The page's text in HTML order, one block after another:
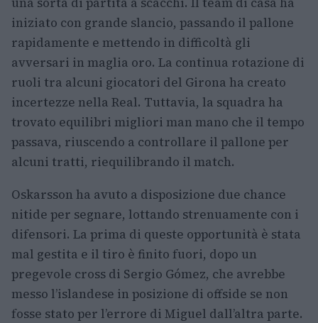
iniziato con grande slancio, passando il pallone
rapidamente e mettendo in difficoltà gli
avversari in maglia oro. La continua rotazione di
ruoli tra alcuni giocatori del Girona ha creato
incertezze nella Real. Tuttavia, la squadra ha
trovato equilibri migliori man mano che il tempo
passava, riuscendo a controllare il pallone per
alcuni tratti, riequilibrando il match.
Oskarsson ha avuto a disposizione due chance
nitide per segnare, lottando strenuamente con i
difensori. La prima di queste opportunità è stata
mal gestita e il tiro è finito fuori, dopo un
pregevole cross di Sergio Gómez, che avrebbe
messo l’islandese in posizione di offside se non
fosse stato per l’errore di Miguel dall’altra parte.